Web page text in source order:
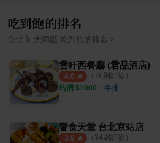
吃到飽的排名
台北市 大同區 吃到飽的排名 ›
雲軒西餐廳 (君品酒店)
4.0 （ 76則評論）
均消 $1000 ・ 牛排
饗食天堂 台北京站店
3.9 （ 34則評論）